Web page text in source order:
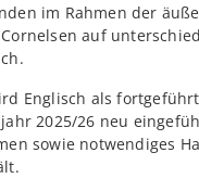
im Rahmen der
auf
Englisch als
2025/26 neu
sowie notwendiges